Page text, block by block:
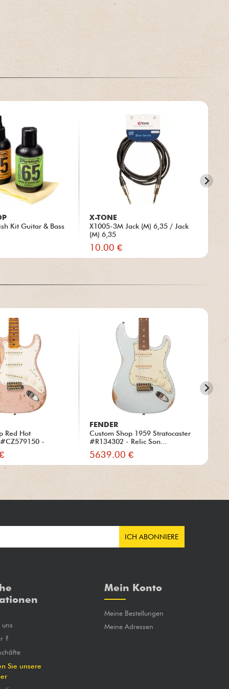
Kit Guitar & Bass
X-TONE
X1005-3M Jack (M) 6,35 / Jack
(M) 6,35
10.00 €
Red Hot
-
FENDER
Custom Shop 1959 Stratocaster
#R134302 - Relic Son...
5639.00 €
ICH ABONNIERE
?
Sie unsere
Mein Konto
Meine Bestellungen
Meine Adressen